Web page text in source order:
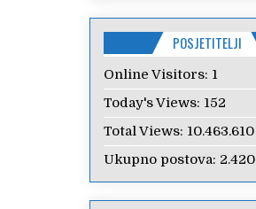
POSJETITELJI
Online Visitors: 1
Today's Views: 152
Total Views: 10.463.610
Ukupno postova: 2.420